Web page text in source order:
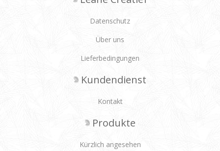
Datenschutz
Über uns
Lieferbedingungen
Kundendienst
Kontakt
Produkte
Kürzlich angesehen